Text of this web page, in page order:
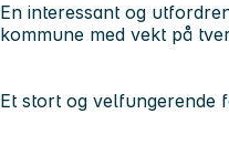
En interessant og
kommune med vekt på
Et stort og velfungerende